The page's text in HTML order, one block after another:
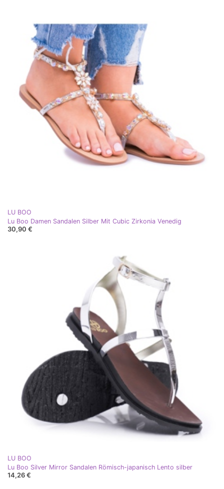
LU BOO
Lu Boo Damen Sandalen Silber Mit Cubic Zirkonia Venedig
30,90 €
LU BOO
Lu Boo Silver Mirror Sandalen Römisch-japanisch Lento silber
14,26 €